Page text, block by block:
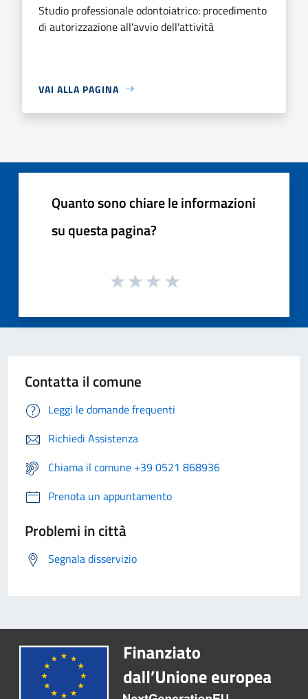
Studio professionale odontoiatrico: procedimento
di autorizzazione all'avvio dell'attività
VAI ALLA PAGINA
Quanto sono chiare le informazioni
su questa pagina?
Contatta il comune
Leggi le domande frequenti
Richiedi Assistenza
Chiama il comune +39 0521 868936
Prenota un appuntamento
Problemi in città
Segnala disservizio